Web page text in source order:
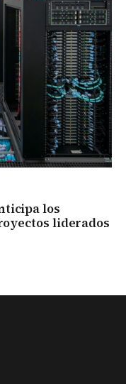
los
liderados